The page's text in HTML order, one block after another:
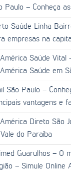
Paulo – Conheça
Saúde Linha
empresas na
Saúde Vital
Saúde em
São Paulo –
vantagens e
Direto São
do Paraíba
Guarulhos – O
– Simule Online